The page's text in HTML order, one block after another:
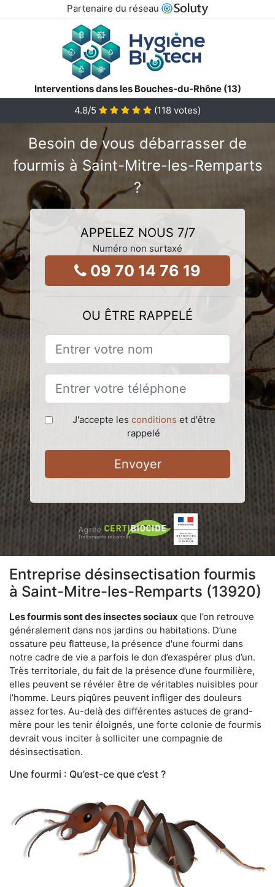
Partenaire du réseau
Interventions dans les Bouches-du-Rhône (13)
4.8/5 (118 votes)
Besoin de vous débarrasser de
fourmis à Saint-Mitre-les-Remparts
?
APPELEZ NOUS 7/7
Numéro non surtaxé
09 70 14 76 19
OU ÊTRE RAPPELÉ
J'accepte les conditions et d'être
rappelé
Envoyer
Entreprise désinsectisation fourmis
à Saint-Mitre-les-Remparts (13920)
Les fourmis sont des insectes sociaux que l’on retrouve
généralement dans nos jardins ou habitations. D’une
ossature peu flatteuse, la présence d'une fourmi dans
notre cadre de vie a parfois le don d’exaspérer plus d’un.
Très territoriale, du fait de la présence d’une fourmilière,
elles peuvent se révéler être de véritables nuisibles pour
l’homme. Leurs piqûres peuvent infliger des douleurs
assez fortes. Au-delà des différentes astuces de grand-
mère pour les tenir éloignés, une forte colonie de fourmis
devrait vous inciter à solliciter une compagnie de
désinsectisation.
Une fourmi : Qu’est-ce que c’est ?